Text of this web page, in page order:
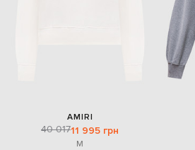
AMIRI
40 01711 995 грн
M